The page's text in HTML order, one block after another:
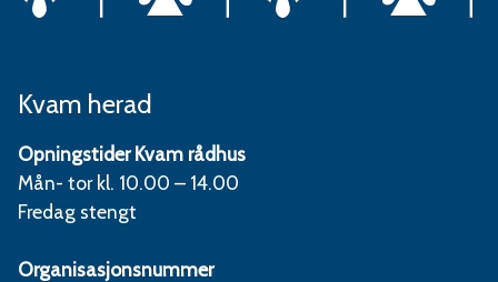
Kvam herad
Opningstider Kvam rådhus
Mån- tor kl. 10.00 – 14.00
Fredag stengt
Organisasjonsnummer